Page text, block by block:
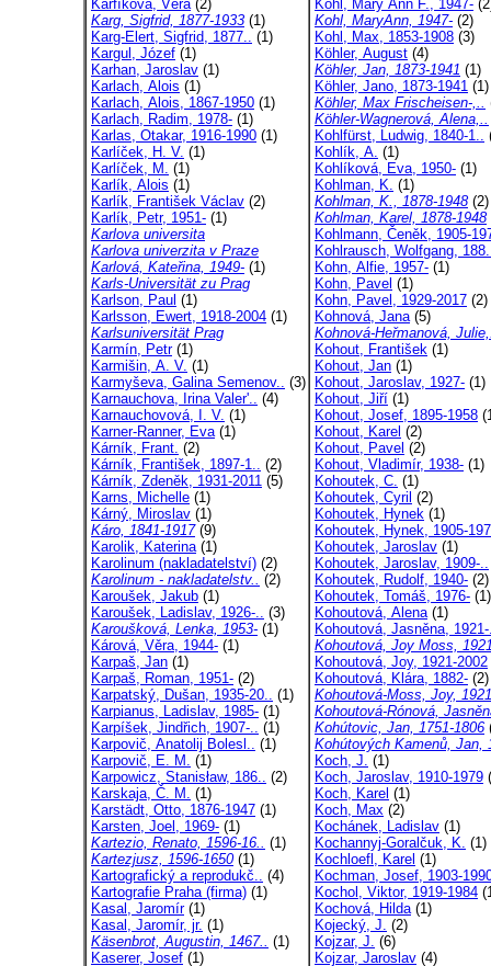
Karfíková, Věra(2)
Karg, Sigfrid, 1877-1933 (1)
Karg-Elert, Sigfrid, 1877.. (1)
Kargul, Józef (1)
Karhan, Jaroslav (1)
Karlach, Alois (1)
Karlach, Alois, 1867-1950 (1)
Karlach, Radim, 1978- (1)
Karlas, Otakar, 1916-1990 (1)
Karlíček, H. V. (1)
Karlíček, M. (1)
Karlík, Alois (1)
Karlík, František Václav (2)
Karlík, Petr, 1951- (1)
Karlova universita
Karlova univerzita v Praze
Karlová, Kateřina, 1949- (1)
Karls-Universität zu Prag
Karlson, Paul (1)
Karlsson, Ewert, 1918-2004 (1)
Karlsuniversität Prag
Karmín, Petr(1)
Karmišin, A. V. (1)
Karmyševa, Galina Semenov.. (3)
Karnauchova, Irina Valer'.. (4)
Karnauchovová, I. V. (1)
Karner-Ranner, Eva(1)
Kárník, Frant. (2)
Kárník, František, 1897-1.. (2)
Kárník, Zdeněk, 1931-2011 (5)
Karns, Michelle (1)
Kárný, Miroslav (1)
Káro, 1841-1917(9)
Karolik, Katerina(1)
Karolinum (nakladatelství) (2)
Karolinum - nakladatelstv.. (2)
Karoušek, Jakub (1)
Karoušek, Ladislav, 1926-.. (3)
Karoušková, Lenka, 1953- (1)
Kárová, Věra, 1944- (1)
Karpaš, Jan (1)
Karpaš, Roman, 1951- (2)
Karpatský, Dušan, 1935-20.. (1)
Karpianus, Ladislav, 1985- (1)
Karpíšek, Jindřich, 1907-.. (1)
Karpovič, Anatolij Bolesl.. (1)
Karpovič, E. M. (1)
Karpowicz, Stanisław, 186.. (2)
Karskaja, Č. M. (1)
Karstädt, Otto, 1876-1947 (1)
Karsten, Joel, 1969- (1)
Kartezio, Renato, 1596-16.. (1)
Kartezjusz, 1596-1650(1)
Kartografický a reprodukč.. (4)
Kartografie Praha (firma) (1)
Kasal, Jaromír(1)
Kasal, Jaromír, jr. (1)
Käsenbrot, Augustin, 1467.. (1)
Kaserer, Josef (1)
Kohl, Mary Ann F., 1947-
Kohl, MaryAnn, 1947- (2)
Kohl, Max, 1853-1908 (3)
Köhler, August (4)
Köhler, Jan, 1873-1941 (1)
Köhler, Jano, 1873-1941 (1)
Köhler, Max Frischeisen-,..
Köhler-Wagnerová, Alena,..
Kohlfürst, Ludwig, 1840-1..
Kohlík, A. (1)
Kohlíková, Eva, 1950- (1)
Kohlman, K. (1)
Kohlman, K., 1878-1948(2)
Kohlman, Karel, 1878-1948
Kohlmann, Čeněk, 1905-
Kohlrausch, Wolfgang,
Kohn, Alfie, 1957- (1)
Kohn, Pavel (1)
Kohn, Pavel, 1929-2017 (2)
Kohnová, Jana(5)
Kohnová-Heřmanová,
Kohout, František (1)
Kohout, Jan (1)
Kohout, Jaroslav, 1927- (1)
Kohout, Jiří (1)
Kohout, Josef, 1895-1958
Kohout, Karel (2)
Kohout, Pavel (2)
Kohout, Vladimír, 1938- (1)
Kohoutek, C. (1)
Kohoutek, Cyril (2)
Kohoutek, Hynek (1)
Kohoutek, Hynek, 1905-
Kohoutek, Jaroslav (1)
Kohoutek, Jaroslav, 1909-..
Kohoutek, Rudolf, 1940- (2)
Kohoutek, Tomáš, 1976- (1)
Kohoutová, Alena(1)
Kohoutová, Jasněna,
Kohoutová, Joy Moss,
Kohoutová, Joy, 1921-2002
Kohoutová, Klára, 1882- (2)
Kohoutová-Moss, Joy,
Kohoutová-Rónová,
Kohútovic, Jan, 1751-1806
Kohútových Kamenů, Jan,
Koch, J. (1)
Koch, Jaroslav, 1910-1979
Koch, Karel (1)
Koch, Max (2)
Kochánek, Ladislav (1)
Kochannyj-Goralčuk, K. (1)
Kochloefl, Karel (1)
Kochman, Josef, 1903-
Kochol, Viktor, 1919-1984
Kochová, Hilda(1)
Kojecký, J. (2)
Kojzar, J. (6)
Kojzar, Jaroslav (4)